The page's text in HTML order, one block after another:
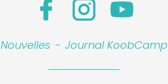
Nouvelles - Journal KoobCamp